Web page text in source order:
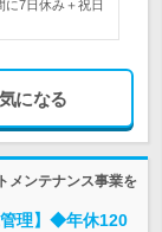
に7日休み＋祝日
気になる
メンテナンス事業を
理】◆年休120